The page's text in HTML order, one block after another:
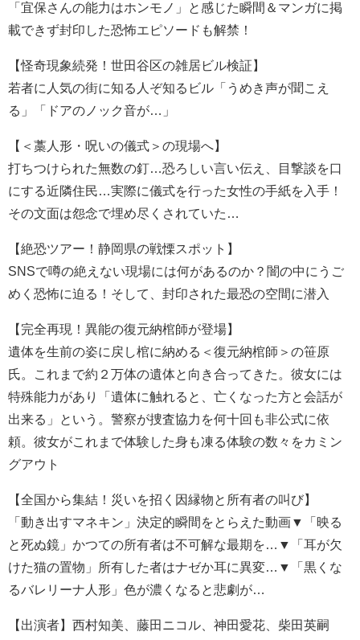
「宜保さんの能力はホンモノ」と感じた瞬間＆マンガに掲
載できず封印した恐怖エピソードも解禁！
【怪奇現象続発！世田谷区の雑居ビル検証】
若者に人気の街に知る人ぞ知るビル「うめき声が聞こえ
る」「ドアのノック音が…」
【＜藁人形・呪いの儀式＞の現場へ】
打ちつけられた無数の釘…恐ろしい言い伝え、目撃談を口
にする近隣住民…実際に儀式を行った女性の手紙を入手！
その文面は怨念で埋め尽くされていた…
【絶恐ツアー！静岡県の戦慄スポット】
SNSで噂の絶えない現場には何があるのか？闇の中にうご
めく恐怖に迫る！そして、封印された最恐の空間に潜入
【完全再現！異能の復元納棺師が登場】
遺体を生前の姿に戻し棺に納める＜復元納棺師＞の笹原
氏。これまで約２万体の遺体と向き合ってきた。彼女には
特殊能力があり「遺体に触れると、亡くなった方と会話が
出来る」という。警察が捜査協力を何十回も非公式に依
頼。彼女がこれまで体験した身も凍る体験の数々をカミン
グアウト
【全国から集結！災いを招く因縁物と所有者の叫び】
「動き出すマネキン」決定的瞬間をとらえた動画▼「映る
と死ぬ鏡」かつての所有者は不可解な最期を…▼「耳が欠
けた猫の置物」所有した者はナゼか耳に異変…▼「黒くな
るバレリーナ人形」色が濃くなると悲劇が…
【出演者】西村知美、藤田ニコル、神田愛花、柴田英嗣